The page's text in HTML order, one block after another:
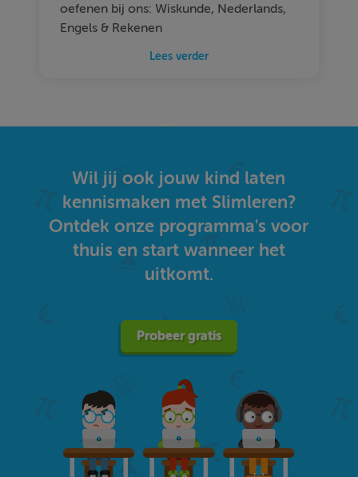
oefenen bij ons: Wiskunde, Nederlands,
Engels & Rekenen
Lees verder
Wil jij ook jouw kind laten
kennismaken met Slimleren?
Ontdek onze programma's voor
thuis en start wanneer het
uitkomt.
Probeer gratis